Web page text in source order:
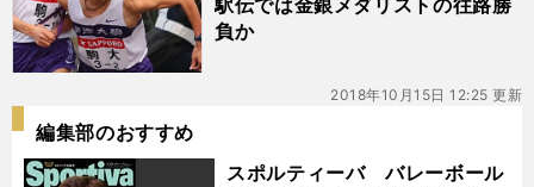
駅伝では金銀メダリストの往路勝
負か
2018年10月15日 12:25 更新
編集部のおすすめ
スポルティーバ バレーボール